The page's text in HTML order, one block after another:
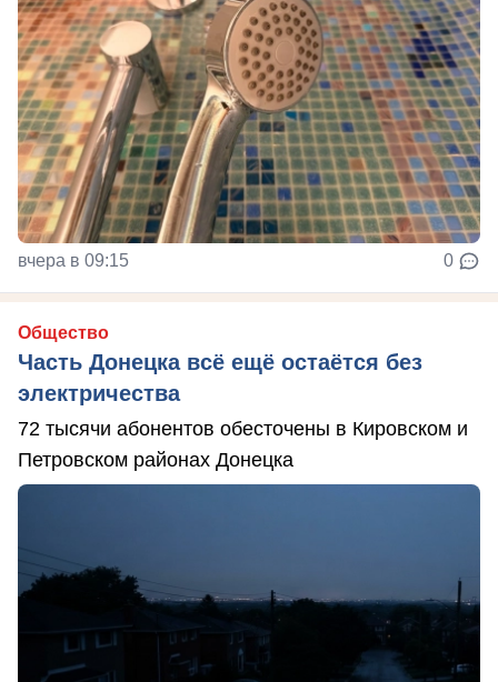
вчера в 09:15 0
Общество
Часть Донецка всё ещё остаётся без
электричества
72 тысячи абонентов обесточены в Кировском и
Петровском районах Донецка